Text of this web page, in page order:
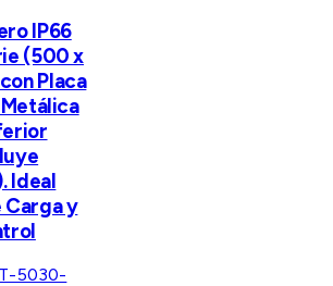
IP66
(500 x
Placa
Ideal
Carga y
5030-